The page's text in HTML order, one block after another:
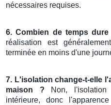
nécessaires requises.
6. Combien de temps
réalisation est
terminée en moins d'une
7. L'isolation change-t-elle
maison ? Non, l'isolation
intérieure, donc